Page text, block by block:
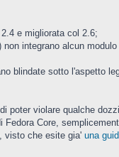
e migliorata col 2.6;
integrano alcun
blindate sotto l'aspetto
poter violare qualche
Core,
visto che esite gia' una